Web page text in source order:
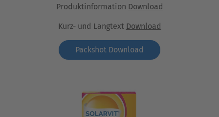
Produktinformation Download
Kurz- und Langtext Download
Packshot Download